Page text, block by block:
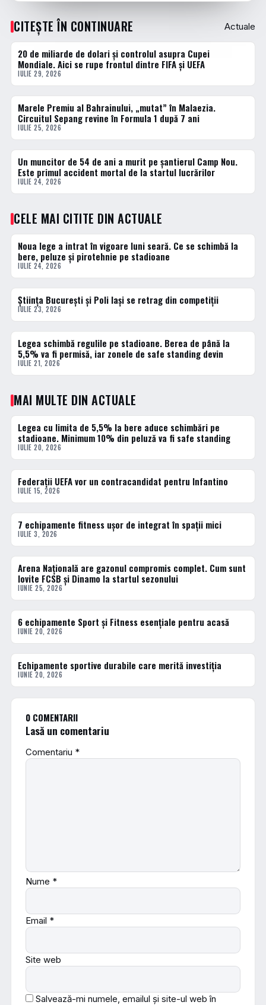
CITEȘTE ÎN CONTINUARE Actuale
ACTUALE
20 de miliarde de dolari și controlul asupra Cupei
Mondiale. Aici se rupe frontul dintre FIFA și UEFA
IULIE 29, 2026
ACTUALE
Marele Premiu al Bahrainului, „mutat” în Malaezia.
Circuitul Sepang revine în Formula 1 după 7 ani
IULIE 25, 2026
ACTUALE
Un muncitor de 54 de ani a murit pe șantierul Camp Nou.
Este primul accident mortal de la startul lucrărilor
IULIE 24, 2026
CELE MAI CITITE DIN ACTUALE
1 · TOP
Noua lege a intrat în vigoare luni seară. Ce se schimbă la
bere, peluze și pirotehnie pe stadioane
IULIE 24, 2026
2 · TOP
Știința București și Poli Iași se retrag din competiții
IULIE 23, 2026
3 · TOP
Legea schimbă regulile pe stadioane. Berea de până la
5,5% va fi permisă, iar zonele de safe standing devin
IULIE 21, 2026
MAI MULTE DIN ACTUALE
ACTUALE
Legea cu limita de 5,5% la bere aduce schimbări pe
stadioane. Minimum 10% din peluză va fi safe standing
IULIE 20, 2026
ACTUALE
Federații UEFA vor un contracandidat pentru Infantino
IULIE 15, 2026
ACTUALE
7 echipamente fitness ușor de integrat în spații mici
IULIE 3, 2026
ACTUALE
Arena Națională are gazonul compromis complet. Cum sunt
lovite FCSB și Dinamo la startul sezonului
IUNIE 25, 2026
ACTUALE
6 echipamente Sport și Fitness esențiale pentru acasă
IUNIE 20, 2026
ACTUALE
Echipamente sportive durabile care merită investiția
IUNIE 20, 2026
0 COMENTARII
Lasă un comentariu
Comentariu *
Nume *
Email *
Site web
Salvează-mi numele, emailul și site-ul web în